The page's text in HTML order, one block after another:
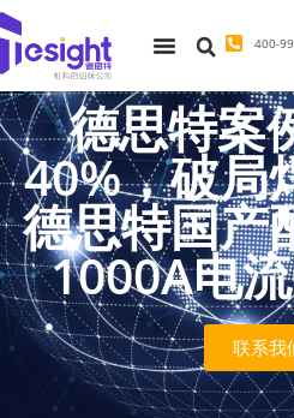
400-
德思特案
40%，破局
德思特国产
1000A电
联系我